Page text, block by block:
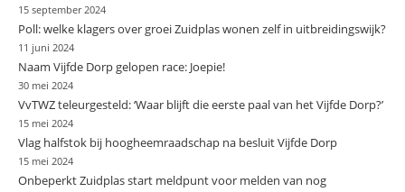
15 september 2024
Poll: welke klagers over groei Zuidplas wonen zelf in uitbreidingswijk?
11 juni 2024
Naam Vijfde Dorp gelopen race: Joepie!
30 mei 2024
VvTWZ teleurgesteld: ‘Waar blijft die eerste paal van het Vijfde Dorp?’
15 mei 2024
Vlag halfstok bij hoogheemraadschap na besluit Vijfde Dorp
15 mei 2024
Onbeperkt Zuidplas start meldpunt voor melden van nog